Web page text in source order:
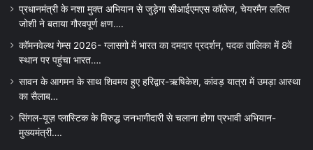
प्रधानमंत्री के नशा मुक्त अभियान से जुड़ेगा सीआईएमएस कॉलेज, चेयरमैन ललित
जोशी ने बताया गौरवपूर्ण क्षण….
कॉमनवेल्थ गेम्स 2026- ग्लासगो में भारत का दमदार प्रदर्शन, पदक तालिका में 8वें
स्थान पर पहुंचा भारत….
सावन के आगमन के साथ शिवमय हुए हरिद्वार-ऋषिकेश, कांवड़ यात्रा में उमड़ा आस्था
का सैलाब…
सिंगल-यूज़ प्लास्टिक के विरुद्ध जनभागीदारी से चलाना होगा प्रभावी अभियान-
मुख्यमंत्री….